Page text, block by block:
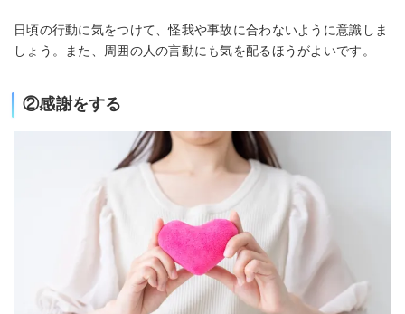
日頃の行動に気をつけて、怪我や事故に合わないように意識しま
しょう。また、周囲の人の言動にも気を配るほうがよいです。
②感謝をする